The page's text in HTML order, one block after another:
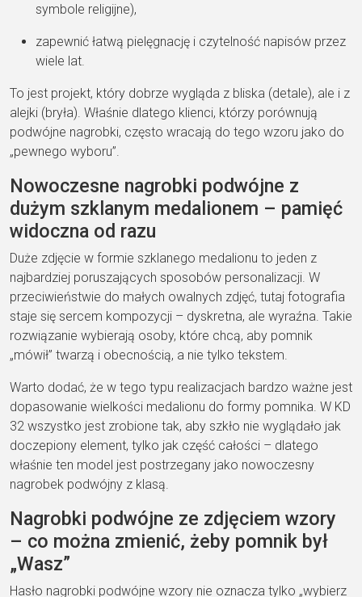
symbole religijne),
zapewnić łatwą pielęgnację i czytelność napisów przez
wiele lat.
To jest projekt, który dobrze wygląda z bliska (detale), ale i z
alejki (bryła). Właśnie dlatego klienci, którzy porównują
podwójne nagrobki, często wracają do tego wzoru jako do
„pewnego wyboru”.
Nowoczesne nagrobki podwójne z
dużym szklanym medalionem – pamięć
widoczna od razu
Duże zdjęcie w formie szklanego medalionu to jeden z
najbardziej poruszających sposobów personalizacji. W
przeciwieństwie do małych owalnych zdjęć, tutaj fotografia
staje się sercem kompozycji – dyskretna, ale wyraźna. Takie
rozwiązanie wybierają osoby, które chcą, aby pomnik
„mówił” twarzą i obecnością, a nie tylko tekstem.
Warto dodać, że w tego typu realizacjach bardzo ważne jest
dopasowanie wielkości medalionu do formy pomnika. W KD
32 wszystko jest zrobione tak, aby szkło nie wyglądało jak
doczepiony element, tylko jak część całości – dlatego
właśnie ten model jest postrzegany jako nowoczesny
nagrobek podwójny z klasą.
Nagrobki podwójne ze zdjęciem wzory
– co można zmienić, żeby pomnik był
„Wasz”
Hasło nagrobki podwójne wzory nie oznacza tylko „wybierz